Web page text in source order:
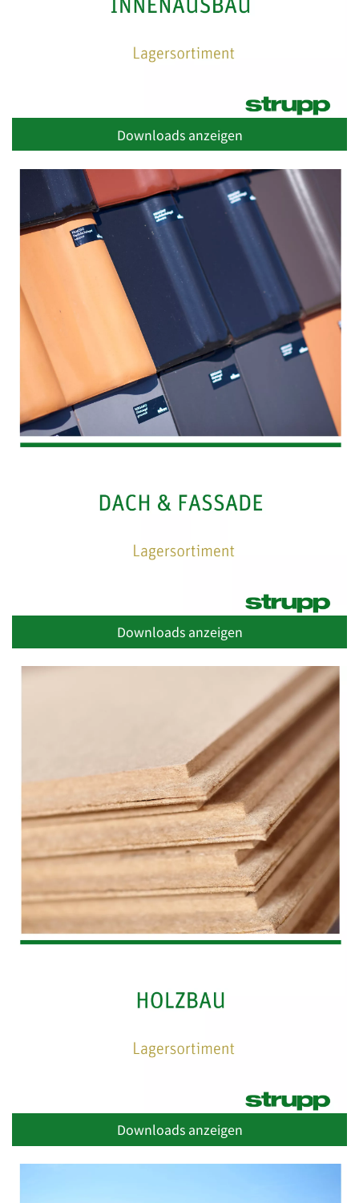
Downloads anzeigen
Downloads anzeigen
Downloads anzeigen